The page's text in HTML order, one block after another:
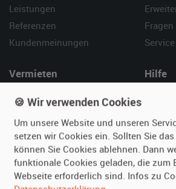
Leistungen
Referenzen
Kundenmeinungen
Service
Vermieten
Fragen für Vermieter
Inserat verwalten
Hilfe
Kontakt
SPECIAL
🍪 Wir verwenden Cookies
Um unsere Website und unseren
setzen wir Cookies ein. Sollten Sie
können Sie Cookies ablehnen. Dann
funktionale Cookies geladen, die zum
Webseite erforderlich sind. Infos zu